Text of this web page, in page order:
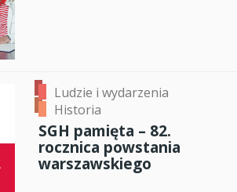
Ludzie i wydarzenia
Historia
SGH pamięta – 82.
rocznica powstania
warszawskiego